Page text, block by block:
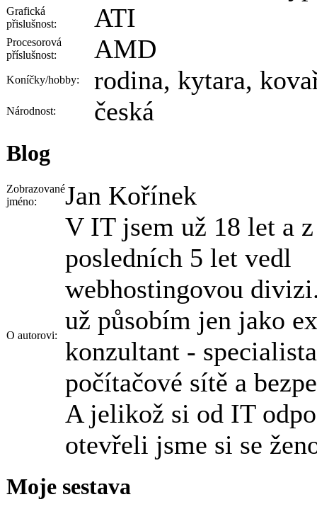
Grafická
přislušnost:
ATI
Procesorová
příslušnost:
AMD
Koníčky/hobby: rodina, kytara,
Národnost: česká
Blog
Zobrazované
jméno:
Jan Kořínek
O autorovi:
V IT jsem už 18 let a
posledních 5 let vedl
webhostingovou
už působím jen jako
konzultant -
počítačové sítě a
A jelikož si od IT
otevřeli jsme si se
Moje sestava